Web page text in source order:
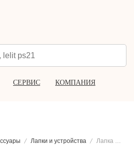
СЕРВИС КОМПАНИЯ
Лапки и устройства